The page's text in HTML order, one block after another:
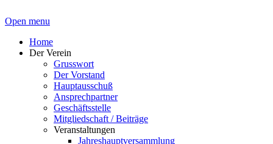
Open menu
Home
Der Verein
Grusswort
Der Vorstand
Hauptausschuß
Ansprechpartner
Geschäftsstelle
Mitgliedschaft / Beiträge
Veranstaltungen
Jahreshauptversammlung